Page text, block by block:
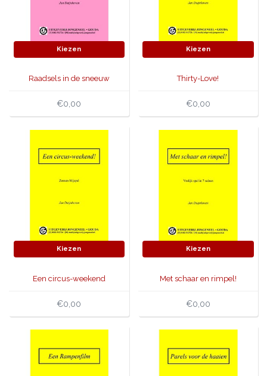
Kiezen
Raadsels in de sneeuw
€0,00
Kiezen
Thirty-Love!
€0,00
Kiezen
Een circus-weekend
€0,00
Kiezen
Met schaar en rimpel!
€0,00